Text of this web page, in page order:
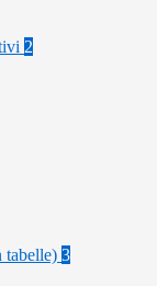
2
tabelle) 3